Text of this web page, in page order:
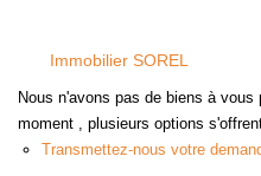
Immobilier SOREL
Nous n'avons pas de biens à
moment , plusieurs options
Transmettez-nous votre